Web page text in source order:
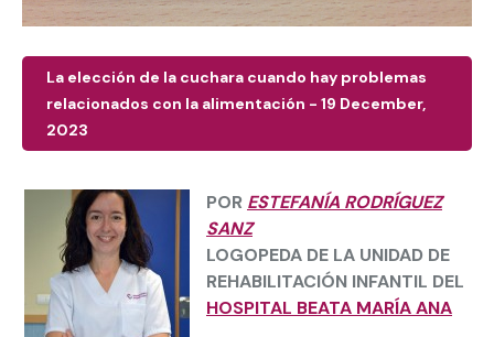
La elección de la cuchara cuando hay problemas
relacionados con la alimentación - 19 December,
2023
POR ESTEFANÍA RODRÍGUEZ
SANZ
LOGOPEDA DE LA UNIDAD DE
REHABILITACIÓN INFANTIL DEL
HOSPITAL BEATA MARÍA ANA